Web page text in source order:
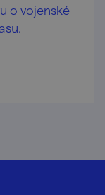
o vojenské